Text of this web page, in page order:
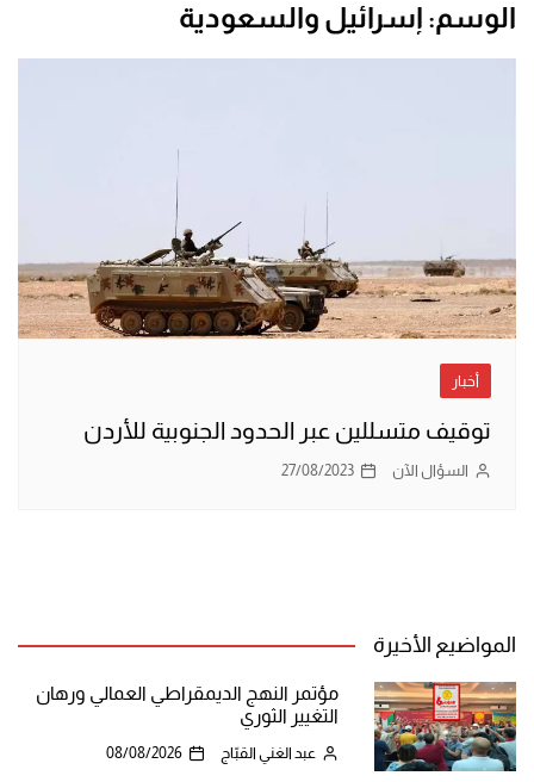
الوسم: إسرائيل والسعودية
أخبار
توقيف متسللين عبر الحدود الجنوبية للأردن
السؤال الآن 27/08/2023
المواضيع الأخيرة
مؤتمر النهج الديمقراطي العمالي ورهان
التغيير الثوري
عبد الغني القبّاج 08/08/2026